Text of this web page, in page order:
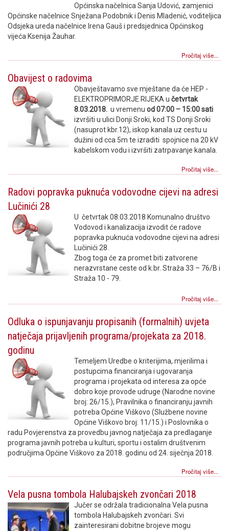
Općinska načelnica Sanja Udović, zamjenici
Općinske načelnice Snježana Podobnik i Denis Mladenić, voditeljica
Odsjeka ureda načelnice Irena Gauš i predsjednica Općinskog
vijeća Ksenija Žauhar.
Pročitaj više...
Obavijest o radovima
Obavještavamo sve mještane da će HEP -
ELEKTROPRIMORJE RIJEKA u četvrtak
8.03.2018. u vremenu od 07:00 – 15:00 sati
izvršiti u ulici Donji Sroki, kod TS Donji Sroki
(nasuprot kbr.12), iskop kanala uz cestu u
dužini od cca 5m te izraditi spojnice na 20 kV
kabelskom vodu i izvršiti zatrpavanje kanala.
Pročitaj više...
Radovi popravka puknuća vodovodne cijevi na adresi
Lučinići 28
U četvrtak 08.03.2018 Komunalno društvo
Vodovod i kanalizacija izvodit će radove
popravka puknuća vodovodne cijevi na adresi
Lučinići 28.
Zbog toga će za promet biti zatvorene
nerazvrstane ceste od k.br. Straža 33 – 76/B i
Straža 10 - 79.
Pročitaj više...
Odluka o ispunjavanju propisanih (formalnih) uvjeta
natječaja prijavljenih programa/projekata za 2018.
godinu
Temeljem Uredbe o kriterijima, mjerilima i
postupcima financiranja i ugovaranja
programa i projekata od interesa za opće
dobro koje provode udruge (Narodne novine
broj: 26/15.), Pravilnika o financiranju javnih
potreba Općine Viškovo (Službene novine
Općine Viškovo broj: 11/15.) i Poslovnika o
radu Povjerenstva za provedbu javnog natječaja za predlaganje
programa javnih potreba u kulturi, sportu i ostalim društvenim
područjima Općine Viškovo za 2018. godinu od 24. siječnja 2018.
Pročitaj više...
Vela pusna tombola Halubajskeh zvončari 2018
Jučer se održala tradicionalna Vela pusna
tombola Halubajskeh zvončari. Svi
zainteresirani dobitne brojeve mogu